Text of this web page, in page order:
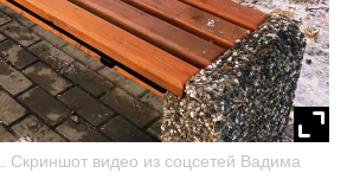
Скриншот видео из соцсетей Вадима